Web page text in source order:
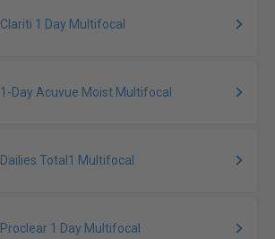
Clariti 1 Day Multifocal
1-Day Acuvue Moist Multifocal
Dailies Total1 Multifocal
Proclear 1 Day Multifocal